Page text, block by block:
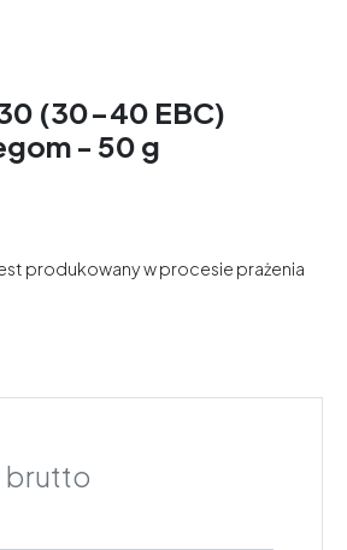
(30-40 EBC)
- 50 g
produkowany w procesie prażenia
brutto